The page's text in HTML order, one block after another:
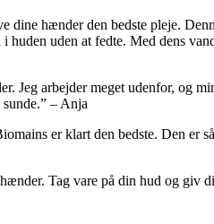
hænder den bedste pleje.
uden at fedte. Med dens
Jeg arbejder meget udenfor, og
– Anja
er klart den bedste. Den
Tag vare på din hud og giv